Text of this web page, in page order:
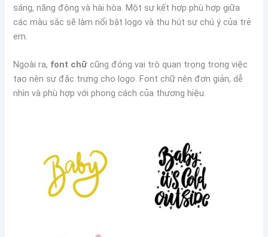
sáng, năng động và hài hòa. Một sự kết hợp phù hợp giữa
các màu sắc sẽ làm nổi bật logo và thu hút sự chú ý của trẻ
em.
Ngoài ra, font chữ cũng đóng vai trò quan trọng trong việc
tạo nên sự đặc trưng cho logo. Font chữ nên đơn giản, dễ
nhìn và phù hợp với phong cách của thương hiệu.